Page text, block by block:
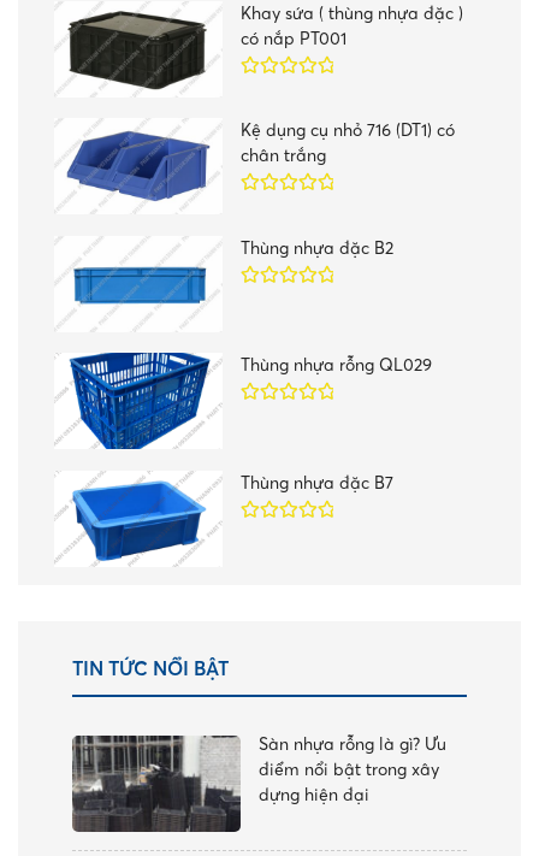
Khay sứa ( thùng nhựa đặc )
có nắp PT001
sao
Kệ dụng cụ nhỏ 716 (DT1) có
chân trắng
sao
Thùng nhựa đặc B2
Thùng nhựa rỗng QL029
Thùng nhựa đặc B7
TIN TỨC NỔI BẬT
Sàn nhựa rỗng là gì? Ưu
điểm nổi bật trong xây
dựng hiện đại